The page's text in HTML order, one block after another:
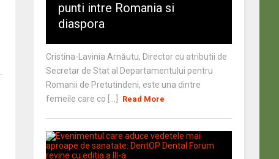
punti intre Romania si
diaspora
Cristina-Lavinia Arnăutu, Director cu atributii de
Secretar de Stat al Departamentului pentru
Romanii de Pretutindeni, este una dintre
femeile care co [...]
Read More